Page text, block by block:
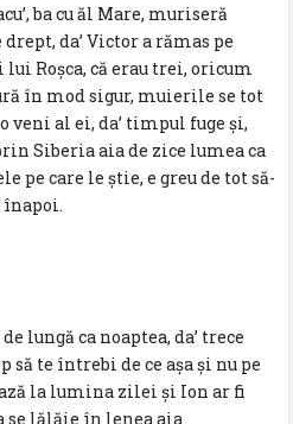
ba cu ăl Mare, muriseră
da’ Victor a rămas pe
lui Roşca, că erau trei, oricum
în mod sigur, muierile se tot
veni al ei, da’ timpul fuge şi,
Siberia aia de zice lumea ca
pe care le ştie, e greu de tot să-
lungă ca noaptea, da’ trece
te întrebi de ce aşa şi nu pe
la lumina zilei şi Ion ar fi
se lălăie în lenea aia